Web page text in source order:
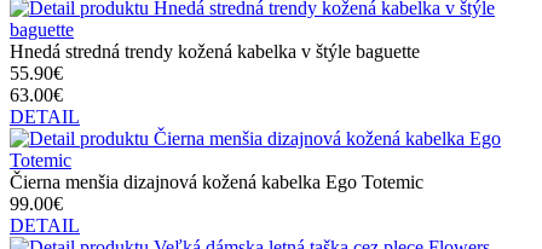
Hnedá stredná trendy kožená kabelka v štýle baguette
55.90€
63.00€
DETAIL
Čierna menšia dizajnová kožená kabelka Ego Totemic
99.00€
DETAIL